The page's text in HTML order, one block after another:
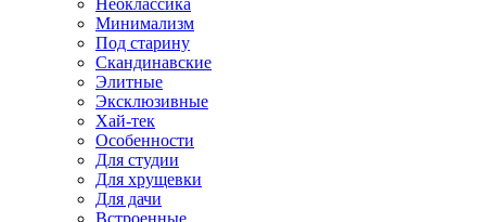
Неоклассика
Минимализм
Под старину
Скандинавские
Элитные
Эксклюзивные
Хай-тек
Особенности
Для студии
Для хрущевки
Для дачи
Встроенные